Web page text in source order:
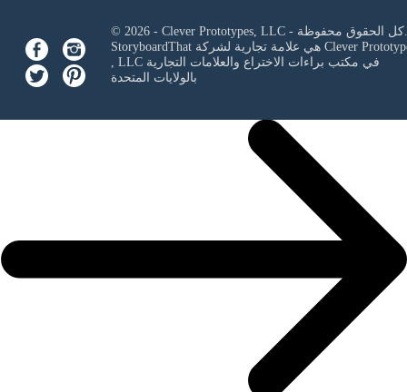
© 2026 - Clever Prototypes, LLC - كل الحقوق محفوظة.
StoryboardThat هي علامة تجارية لشركة Clever
, LLCفي مكتب براءات الاختراع والعلامات التجارية
بالولايات المتحدة